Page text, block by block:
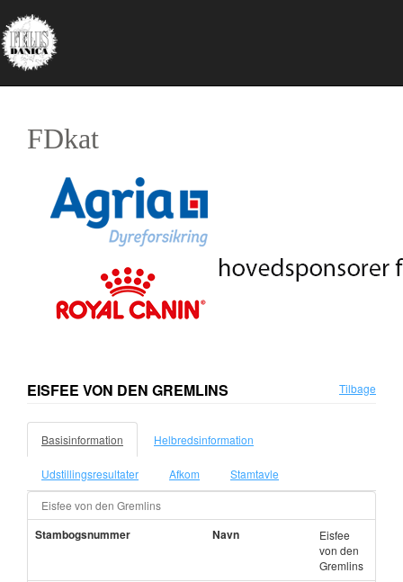
FDkat
EISFEE VON DEN GREMLINS Tilbage
Basisinformation Helbredsinformation
Udstillingsresultater Afkom Stamtavle
Eisfee von den Gremlins
Stambogsnummer Navn
Eisfee
von den
Gremlins